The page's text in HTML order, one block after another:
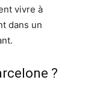
vivre à
dans un
?